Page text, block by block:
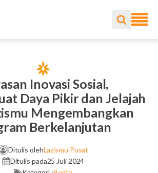
Inovasi Sosial,
Daya Pikir dan Jelajah
Mengembangkan
Berkelanjutan
Ditulis olehLazismu Pusat
Ditulis pada25 Juli 2024